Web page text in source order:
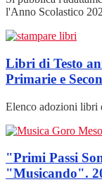
l'Anno Scolastico
Libri di Testo
Primarie e
Elenco adozioni libri
"Primi Passi
"Musicando".